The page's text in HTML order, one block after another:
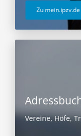
Zu mein.ipzv.de
Vereine, Höfe,